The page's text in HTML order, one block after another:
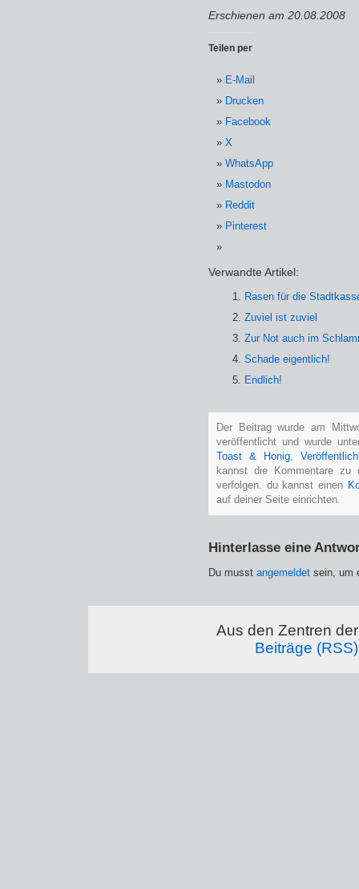
Erschienen am 20.08.2008
Teilen per
E-Mail
Drucken
Facebook
X
WhatsApp
Mastodon
Reddit
Pinterest
Verwandte Artikel:
Rasen für die
Zuviel ist zuviel
Zur Not auch im
Schade eigentlich!
Endlich!
Der Beitrag wurde am
veröffentlicht und wurde
Toast & Honig ,
kannst die Kommentare
verfolgen. du kannst einen
auf deiner Seite einrichten.
Hinterlasse eine
Du musst angemeldet sein, um
Aus den Zentren
Beiträge (RSS)